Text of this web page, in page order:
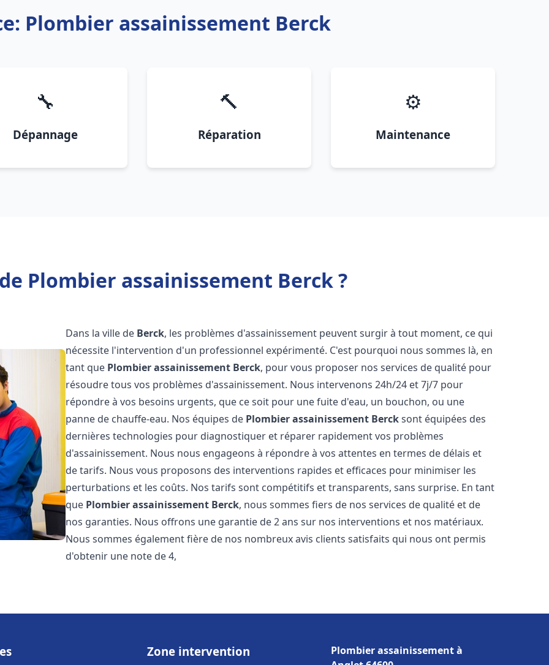
Plombier assainissement Berck
🔧
Dépannage
🔨
Réparation
⚙️
Maintenance
Plombier assainissement Berck ?
Dans la ville de Berck, les problèmes d'assainissement peuvent surgir à tout moment, ce qui
nécessite l'intervention d'un professionnel expérimenté. C'est pourquoi nous sommes là, en
tant que Plombier assainissement Berck, pour vous proposer nos services de qualité pour
résoudre tous vos problèmes d'assainissement. Nous intervenons 24h/24 et 7j/7 pour
répondre à vos besoins urgents, que ce soit pour une fuite d'eau, un bouchon, ou une
panne de chauffe-eau. Nos équipes de Plombier assainissement Bercksont équipées des
dernières technologies pour diagnostiquer et réparer rapidement vos problèmes
d'assainissement. Nous nous engageons à répondre à vos attentes en termes de délais et
de tarifs. Nous vous proposons des interventions rapides et efficaces pour minimiser les
perturbations et les coûts. Nos tarifs sont compétitifs et transparents, sans surprise. En tant
que Plombier assainissement Berck, nous sommes fiers de nos services de qualité et de
nos garanties. Nous offrons une garantie de 2 ans sur nos interventions et nos matériaux.
Nous sommes également fière de nos nombreux avis clients satisfaits qui nous ont permis
d'obtenir une note de 4,
Zone intervention
Plombier assainissement à